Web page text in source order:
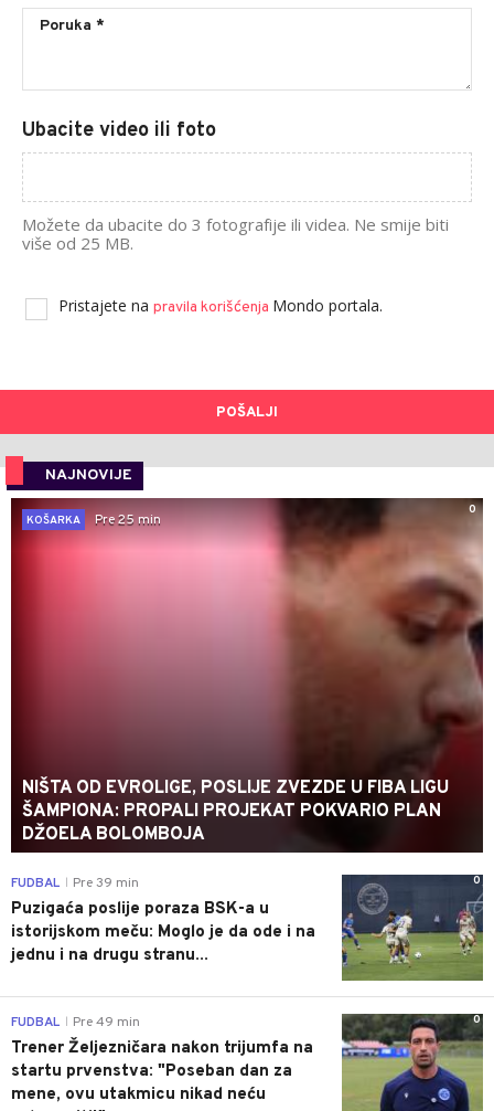
Ubacite video ili foto
Možete da ubacite do 3 fotografije ili videa. Ne smije biti
više od 25 MB.
Pristajete na pravila korišćenja Mondo portala.
POŠALJI
NAJNOVIJE
0
KOŠARKA
Pre 25 min
NIŠTA OD EVROLIGE, POSLIJE ZVEZDE U FIBA LIGU
ŠAMPIONA: PROPALI PROJEKAT POKVARIO PLAN
DŽOELA BOLOMBOJA
0
FUDBAL Pre 39 min
Puzigaća poslije poraza BSK-a u
istorijskom meču: Moglo je da ode i na
jednu i na drugu stranu...
0
FUDBAL Pre 49 min
Trener Željezničara nakon trijumfa na
startu prvenstva: "Poseban dan za
mene, ovu utakmicu nikad neću